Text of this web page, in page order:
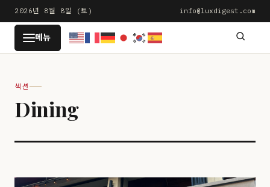
문
로
2026년 8월 8일 (토) info@luxdigest.com
LUXDIGEST
메뉴
섹션
Dining